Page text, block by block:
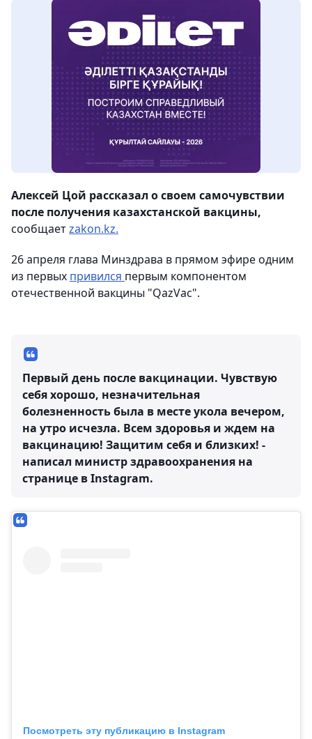
Алексей Цой рассказал о своем самочувствии
после получения казахстанской вакцины,
сообщаетzakon.kz.
26 апреля глава Минздрава в прямом эфире одним
из первых привился первым компонентом
отечественной вакцины "QazVac".
Первый день после вакцинации. Чувствую
себя хорошо, незначительная
болезненность была в месте укола вечером,
на утро исчезла. Всем здоровья и ждем на
вакцинацию! Защитим себя и близких! -
написал министр здравоохранения на
странице в Instagram.
Посмотреть эту публикацию в Instagram